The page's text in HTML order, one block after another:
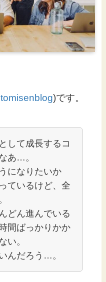
)です。
して成長するコ
あ…。
になりたいか
ているけど、全
どん進んでいる
間ばっかりかか
い。
んだろう…。